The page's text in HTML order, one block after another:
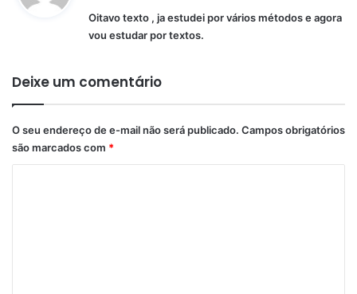
s
e
Oitavo texto , ja estudei por vários métodos e agora
vou estudar por textos.
Deixe um comentário
O seu endereço de e-mail não será publicado. Campos obrigatórios
são marcados com *